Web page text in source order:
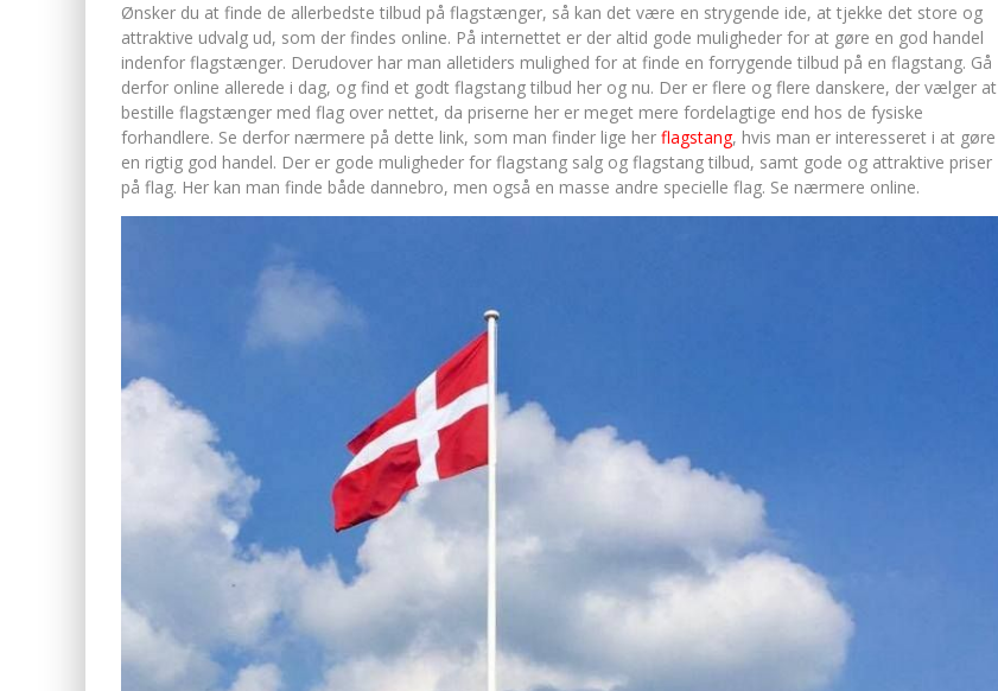
Ønsker du at finde de allerbedste tilbud på flagstænger, så kan det være en strygende ide, at tjekke det store og
attraktive udvalg ud, som der findes online. På internettet er der altid gode muligheder for at gøre en god handel
indenfor flagstænger. Derudover har man alletiders mulighed for at finde en forrygende tilbud på en flagstang. Gå
derfor online allerede i dag, og find et godt flagstang tilbud her og nu. Der er flere og flere danskere, der vælger at
bestille flagstænger med flag over nettet, da priserne her er meget mere fordelagtige end hos de fysiske
forhandlere. Se derfor nærmere på dette link, som man finder lige her flagstang, hvis man er interesseret i at gøre
en rigtig god handel. Der er gode muligheder for flagstang salg og flagstang tilbud, samt gode og attraktive priser
på flag. Her kan man finde både dannebro, men også en masse andre specielle flag. Se nærmere online.